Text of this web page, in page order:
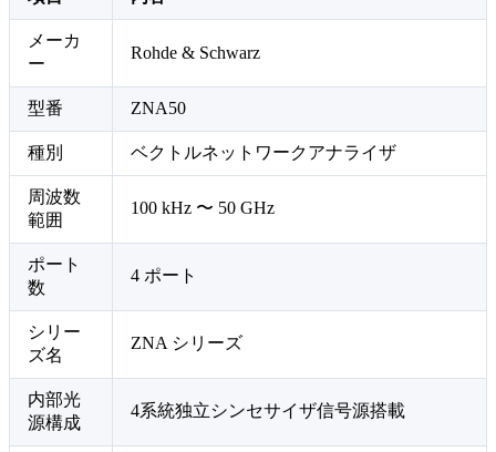
メーカ
ー
Rohde & Schwarz
型番 ZNA50
種別 ベクトルネットワークアナライザ
周波数
範囲
100 kHz 〜 50 GHz
ポート
数
4 ポート
シリー
ズ名
ZNA シリーズ
内部光
源構成
4系統独立シンセサイザ信号源搭載